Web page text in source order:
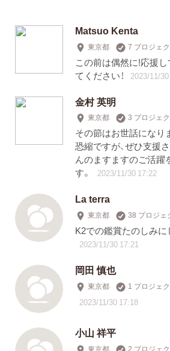
Matsuo Kenta
東京都 7 プロジェ
この前は偶然に!応援
てください！
2023/11/
金村 英明
東京都 3 プロジェ
その節はお世話になり
恐縮ですが、ぜひ支援
んのますますのご活躍
す。
2023/11/30 17:22
La terra
東京都 38 プロジェ
K2での鑑賞たのしみに
2023/11/30 17:21
岡田 慎也
東京都 1 プロジェ
2023/11/30 17:18
小山 祥平
東京都 2 プロジェ